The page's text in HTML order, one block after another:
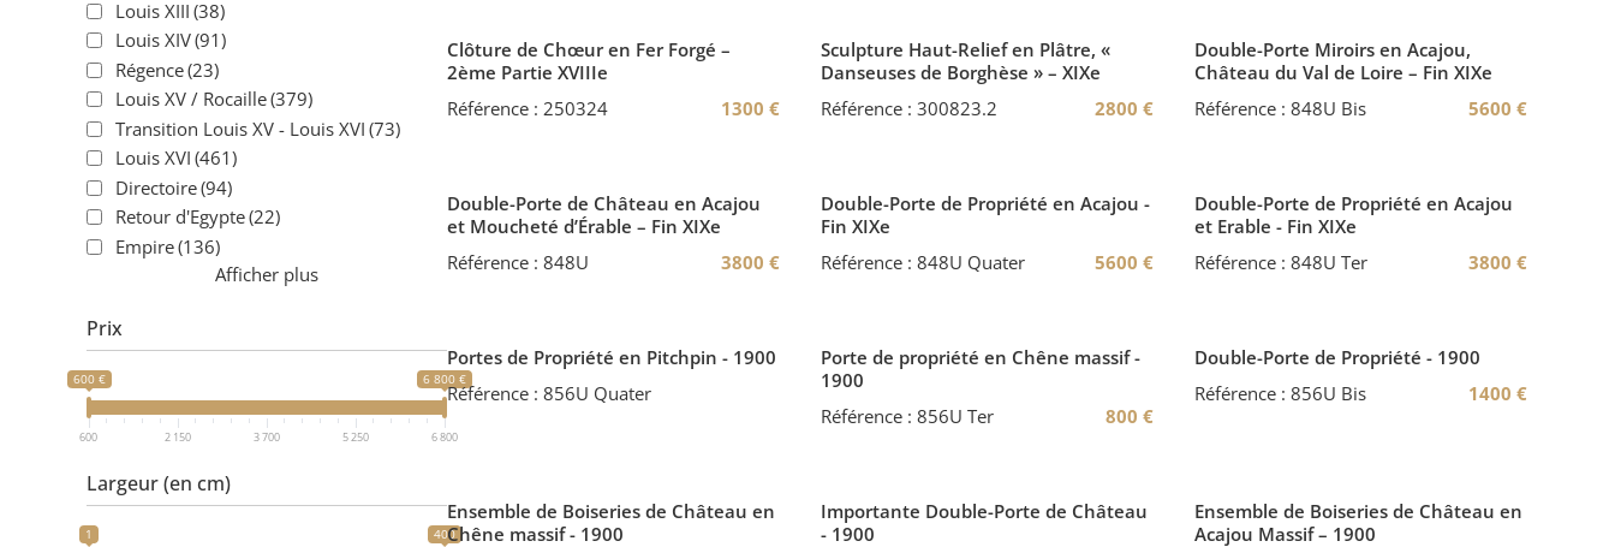
Louis XIII (38)
Louis XIV(91)
Régence(23)
Louis XV / Rocaille(379)
Transition Louis XV - Louis XVI (73)
Louis XVI (461)
Directoire(94)
Retour d'Egypte(22)
Empire(136)
Afficher plus
Prix
600 € 6 800 €
600 2 150 3 700 5 250 6 800
Largeur (en cm)
1 400
Clôture de Chœur en Fer Forgé –
2ème Partie XVIIIe
Référence : 250324
1300 €
Sculpture Haut-Relief en Plâtre, «
Danseuses de Borghèse » – XIXe
Référence : 300823.2
2800 €
Double-Porte Miroirs en Acajou,
Château du Val de Loire – Fin XIXe
Référence : 848U Bis
5600 €
Double-Porte de Château en Acajou
et Moucheté d’Érable – Fin XIXe
Référence : 848U
3800 €
Double-Porte de Propriété en Acajou -
Fin XIXe
Référence : 848U Quater
5600 €
Double-Porte de Propriété en Acajou
et Erable - Fin XIXe
Référence : 848U Ter
3800 €
Portes de Propriété en Pitchpin - 1900
Référence : 856U Quater
Porte de propriété en Chêne massif -
1900
Référence : 856U Ter
800 €
Double-Porte de Propriété - 1900
Référence : 856U Bis
1400 €
Ensemble de Boiseries de Château en
Chêne massif - 1900
Importante Double-Porte de Château
- 1900
Ensemble de Boiseries de Château en
Acajou Massif – 1900